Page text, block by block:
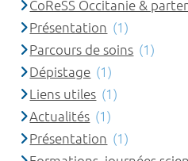
CoReSS Occitanie &
Présentation (1)
Parcours de soins (1)
Dépistage (1)
Liens utiles (1)
Actualités (1)
Présentation (1)